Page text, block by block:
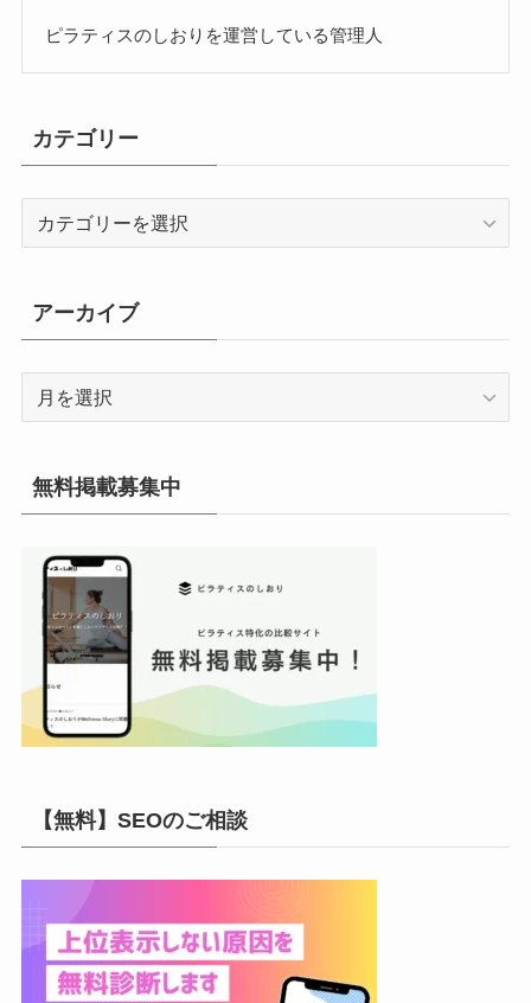
ピラティスのしおりを運営している管理人
カテゴリー
リ
ー
アーカイブ
イ
ブ
無料掲載募集中
【無料】SEOのご相談